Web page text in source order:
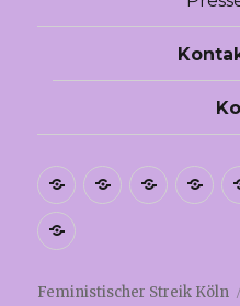
LeichteEspañol
فارسی
English
Feministischer Streik Köln